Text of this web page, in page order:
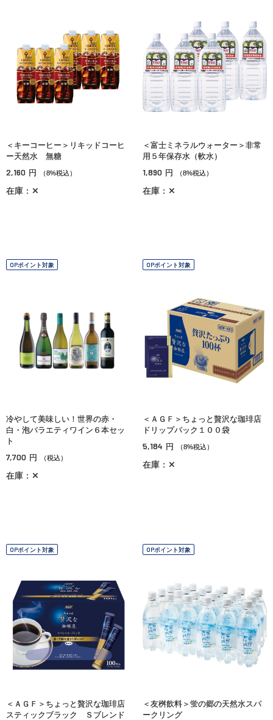
＜キーコーヒー＞リキッドコーヒ
ー天然水 無糖
2,160 円 （8%税込）
在庫：✕
＜富士ミネラルウォーター＞非常
用５年保存水（軟水）
1,890 円 （8%税込）
在庫：✕
OPポイント対象
冷やして美味しい！世界の赤・
白・泡バラエティワイン６本セッ
ト
7,700 円 （税込）
在庫：✕
OPポイント対象
＜ＡＧＦ＞ちょっと贅沢な珈琲店
ドリップパック１００袋
5,184 円 （8%税込）
在庫：✕
OPポイント対象
＜ＡＧＦ＞ちょっと贅沢な珈琲店
スティックブラック Ｓブレンド
OPポイント対象
＜友桝飲料＞蛍の郷の天然水スパ
ークリング